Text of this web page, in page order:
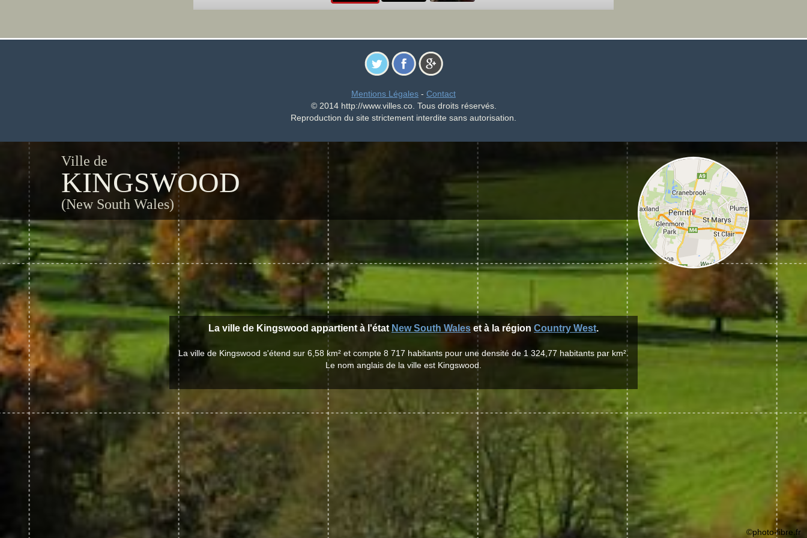
Mentions Légales - Contact
© 2014 http://www.villes.co. Tous droits réservés.
Reproduction du site strictement interdite sans autorisation.
Ville de
KINGSWOOD
(New South Wales)
La ville de Kingswood appartient à l'état New South Wales et à la région Country West.
La ville de Kingswood s'étend sur 6,58 km² et compte 8 717 habitants pour une densité de 1 324,77 habitants par km².
Le nom anglais de la ville est Kingswood.
©photo-libre.fr